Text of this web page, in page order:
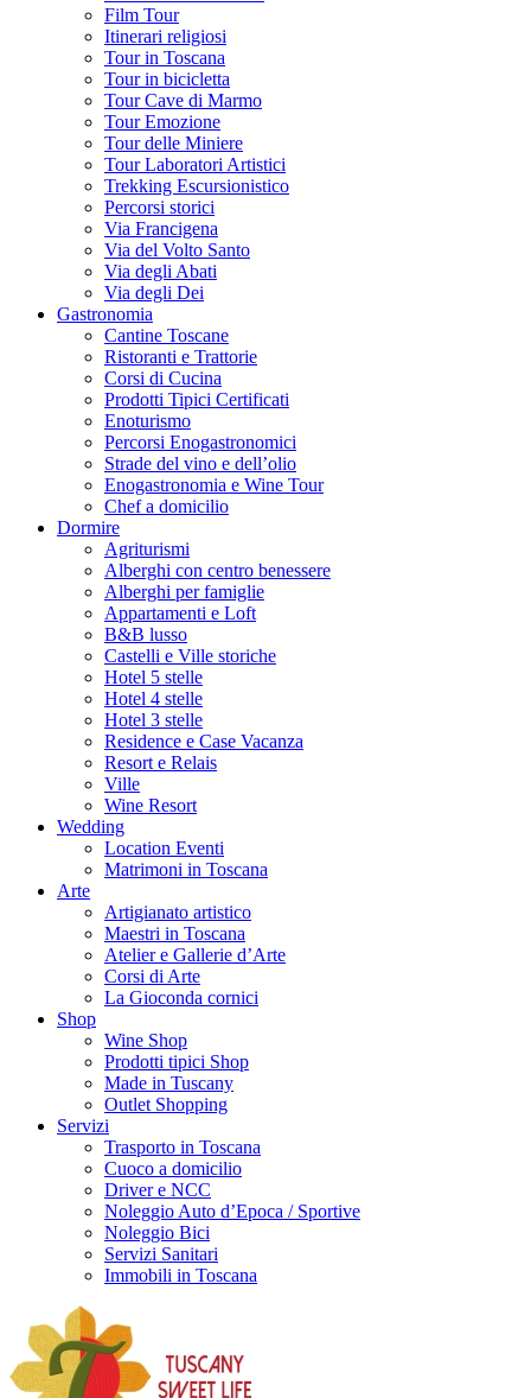
Film Tour
Itinerari religiosi
Tour in Toscana
Tour in bicicletta
Tour Cave di Marmo
Tour Emozione
Tour delle Miniere
Tour Laboratori Artistici
Trekking Escursionistico
Percorsi storici
Via Francigena
Via del Volto Santo
Via degli Abati
Via degli Dei
Gastronomia
Cantine Toscane
Ristoranti e Trattorie
Corsi di Cucina
Prodotti Tipici Certificati
Enoturismo
Percorsi Enogastronomici
Strade del vino e dell’olio
Enogastronomia e Wine Tour
Chef a domicilio
Dormire
Agriturismi
Alberghi con centro benessere
Alberghi per famiglie
Appartamenti e Loft
B&B lusso
Castelli e Ville storiche
Hotel 5 stelle
Hotel 4 stelle
Hotel 3 stelle
Residence e Case Vacanza
Resort e Relais
Ville
Wine Resort
Wedding
Location Eventi
Matrimoni in Toscana
Arte
Artigianato artistico
Maestri in Toscana
Atelier e Gallerie d’Arte
Corsi di Arte
La Gioconda cornici
Shop
Wine Shop
Prodotti tipici Shop
Made in Tuscany
Outlet Shopping
Servizi
Trasporto in Toscana
Cuoco a domicilio
Driver e NCC
Noleggio Auto d’Epoca / Sportive
Noleggio Bici
Servizi Sanitari
Immobili in Toscana